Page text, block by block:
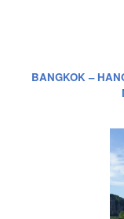
BANGKOK –